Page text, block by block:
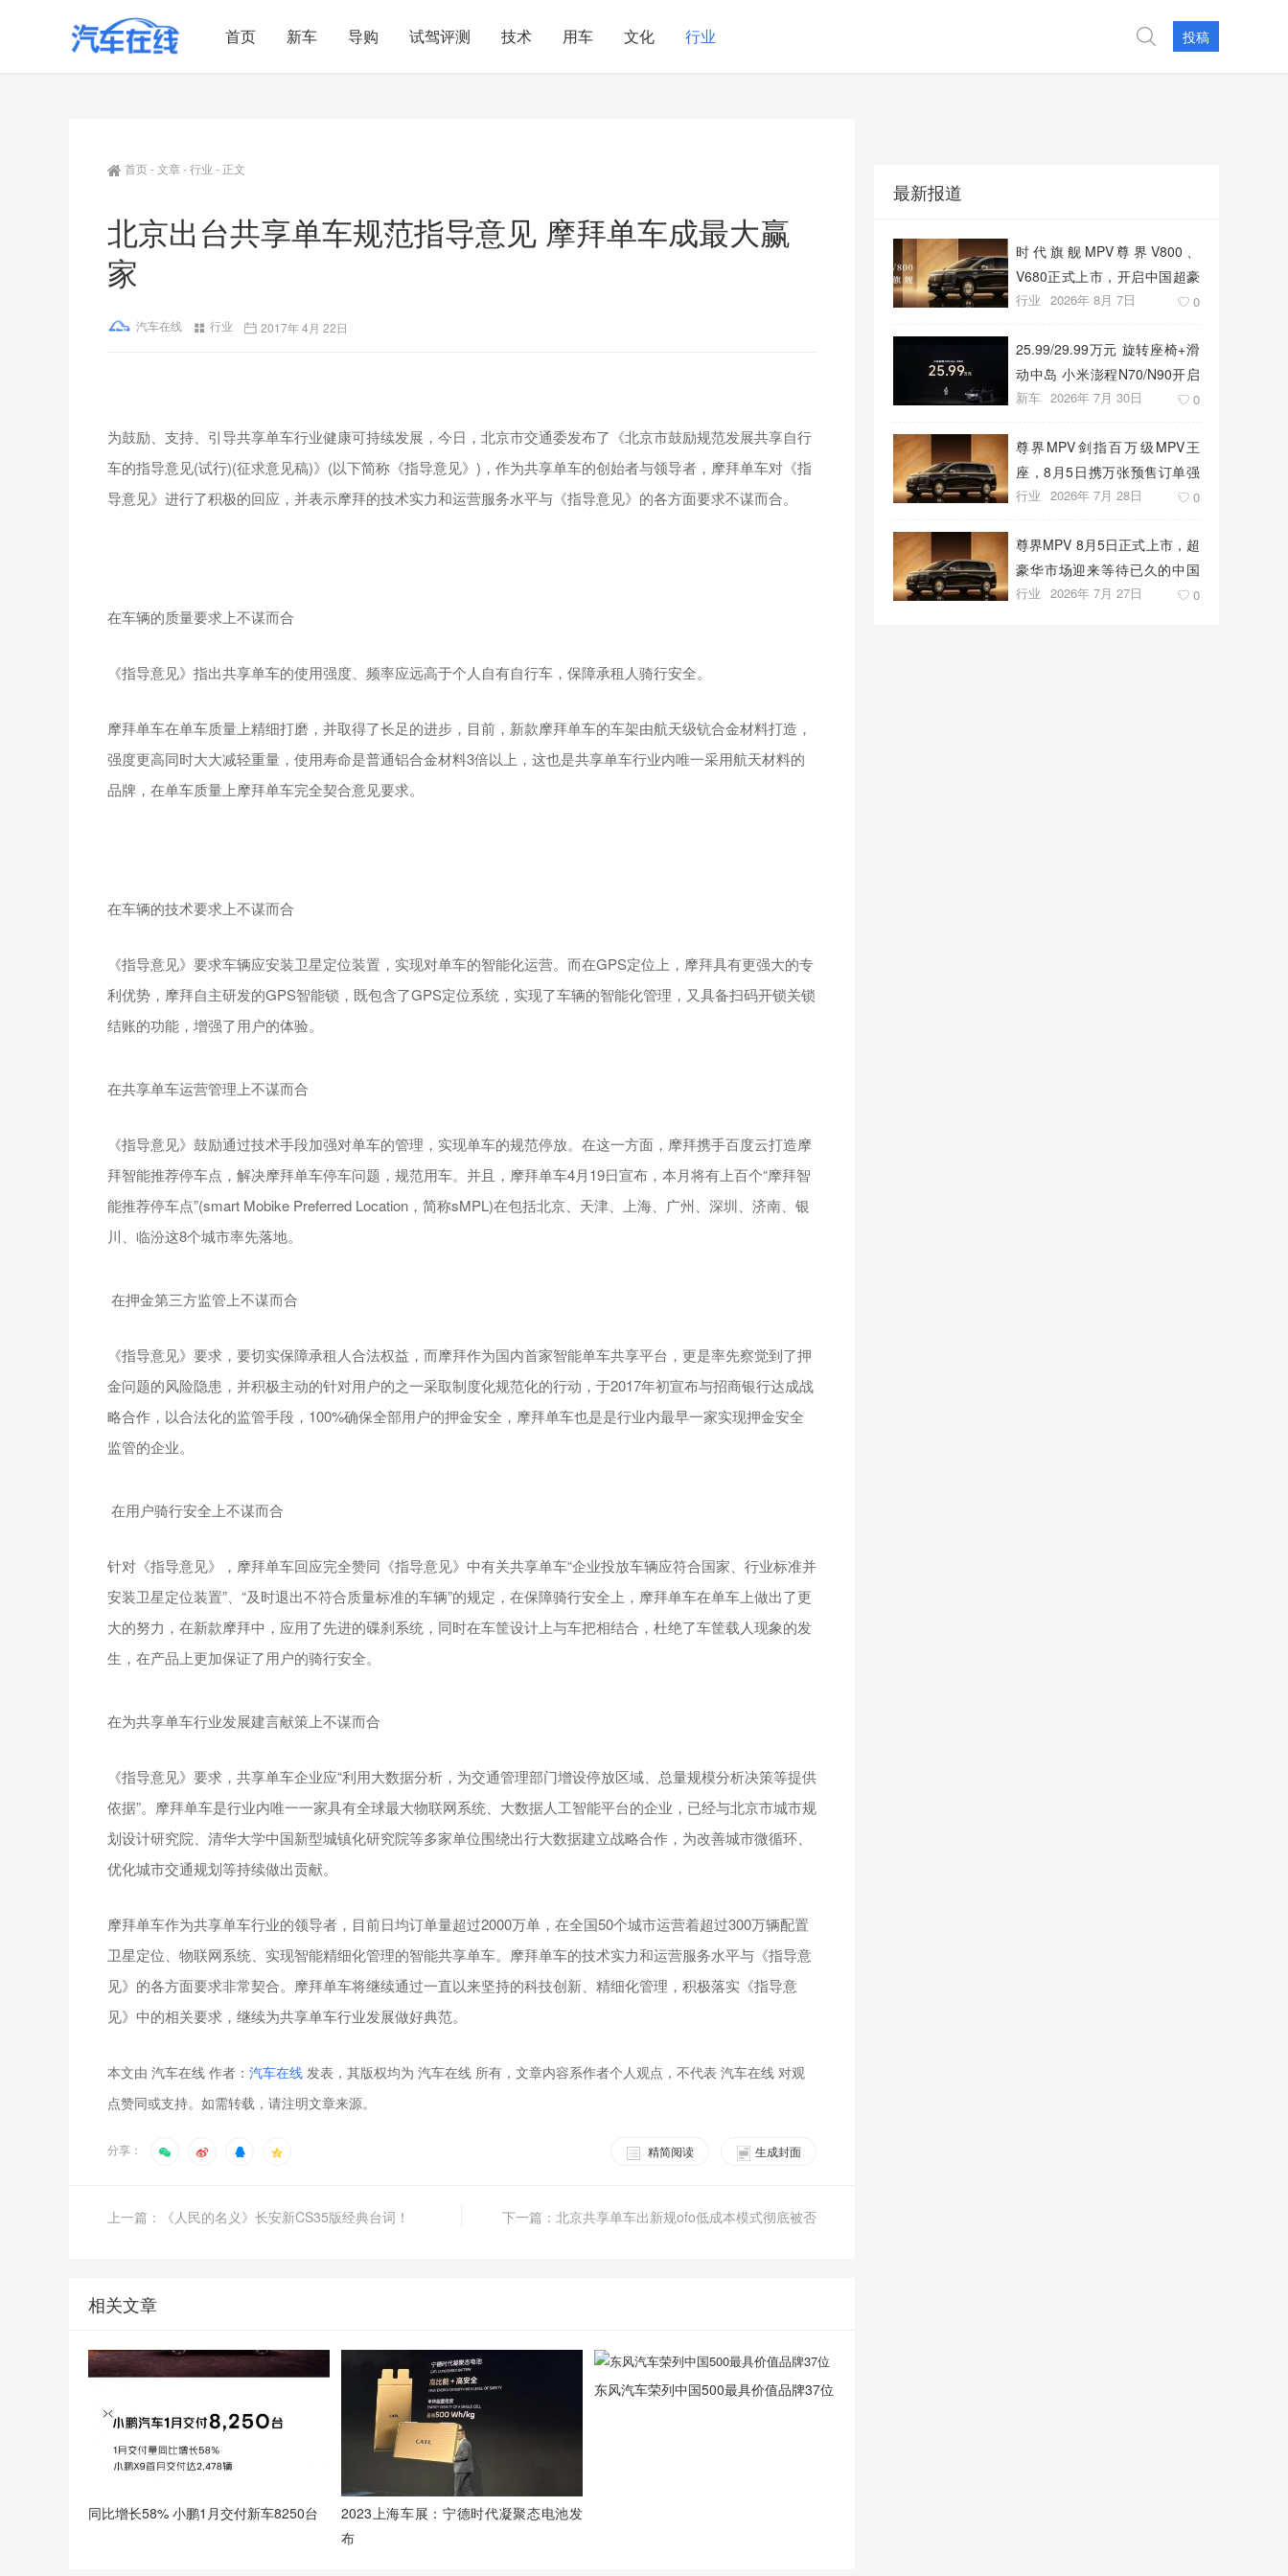
首页 新车 导购 试驾评测 技术 用车 文化 行业 投稿
首页-文章-行业 - 正文
北京出台共享单车规范指导意见 摩拜单车成最大赢
家
汽车在线 行业 2017年 4月 22日
为鼓励、支持、引导共享单车行业健康可持续发展，今日，北京市交通委发布了《北京市鼓励规范发展共享自行
车的指导意见(试行)(征求意见稿)》(以下简称《指导意见》)，作为共享单车的创始者与领导者，摩拜单车对《指
导意见》进行了积极的回应，并表示摩拜的技术实力和运营服务水平与《指导意见》的各方面要求不谋而合。
在车辆的质量要求上不谋而合
《指导意见》指出共享单车的使用强度、频率应远高于个人自有自行车，保障承租人骑行安全。
摩拜单车在单车质量上精细打磨，并取得了长足的进步，目前，新款摩拜单车的车架由航天级钪合金材料打造，
强度更高同时大大减轻重量，使用寿命是普通铝合金材料3倍以上，这也是共享单车行业内唯一采用航天材料的
品牌，在单车质量上摩拜单车完全契合意见要求。
在车辆的技术要求上不谋而合
《指导意见》要求车辆应安装卫星定位装置，实现对单车的智能化运营。而在GPS定位上，摩拜具有更强大的专
利优势，摩拜自主研发的GPS智能锁，既包含了GPS定位系统，实现了车辆的智能化管理，又具备扫码开锁关锁
结账的功能，增强了用户的体验。
在共享单车运营管理上不谋而合
《指导意见》鼓励通过技术手段加强对单车的管理，实现单车的规范停放。在这一方面，摩拜携手百度云打造摩
拜智能推荐停车点，解决摩拜单车停车问题，规范用车。并且，摩拜单车4月19日宣布，本月将有上百个“摩拜智
能推荐停车点”(smart Mobike Preferred Location，简称sMPL)在包括北京、天津、上海、广州、深圳、济南、银
川、临汾这8个城市率先落地。
在押金第三方监管上不谋而合
《指导意见》要求，要切实保障承租人合法权益，而摩拜作为国内首家智能单车共享平台，更是率先察觉到了押
金问题的风险隐患，并积极主动的针对用户的之一采取制度化规范化的行动，于2017年初宣布与招商银行达成战
略合作，以合法化的监管手段，100%确保全部用户的押金安全，摩拜单车也是是行业内最早一家实现押金安全
监管的企业。
在用户骑行安全上不谋而合
针对《指导意见》，摩拜单车回应完全赞同《指导意见》中有关共享单车“企业投放车辆应符合国家、行业标准并
安装卫星定位装置”、“及时退出不符合质量标准的车辆”的规定，在保障骑行安全上，摩拜单车在单车上做出了更
大的努力，在新款摩拜中，应用了先进的碟刹系统，同时在车筐设计上与车把相结合，杜绝了车筐载人现象的发
生，在产品上更加保证了用户的骑行安全。
在为共享单车行业发展建言献策上不谋而合
《指导意见》要求，共享单车企业应“利用大数据分析，为交通管理部门增设停放区域、总量规模分析决策等提供
依据”。摩拜单车是行业内唯一一家具有全球最大物联网系统、大数据人工智能平台的企业，已经与北京市城市规
划设计研究院、清华大学中国新型城镇化研究院等多家单位围绕出行大数据建立战略合作，为改善城市微循环、
优化城市交通规划等持续做出贡献。
摩拜单车作为共享单车行业的领导者，目前日均订单量超过2000万单，在全国50个城市运营着超过300万辆配置
卫星定位、物联网系统、实现智能精细化管理的智能共享单车。摩拜单车的技术实力和运营服务水平与《指导意
见》的各方面要求非常契合。摩拜单车将继续通过一直以来坚持的科技创新、精细化管理，积极落实《指导意
见》中的相关要求，继续为共享单车行业发展做好典范。
本文由 汽车在线 作者： 汽车在线 发表，其版权均为 汽车在线 所有，文章内容系作者个人观点，不代表 汽车在线 对观
点赞同或支持。如需转载，请注明文章来源。
分享： 生成封面
精简阅读
上一篇：《人民的名义》长安新CS35版经典台词！ 下一篇：北京共享单车出新规ofo低成本模式彻底被否
相关文章
同比增长58% 小鹏1月交付新车8250台
2023上海车展：宁德时代凝聚态电池发
布
东风汽车荣列中国500最具价值品牌37位
最新报道
时代旗舰MPV尊界V800、
V680正式上市，开启中国超豪
华MPV发展新篇章
行业 2026年 8月 7日 0
25.99/29.99万元 旋转座椅+滑
动中岛 小米澎程N70/N90开启
预售
新车 2026年 7月 30日 0
尊界MPV剑指百万级MPV王
座，8月5日携万张预售订单强
势上市
行业 2026年 7月 28日 0
尊界MPV 8月5日正式上市，超
豪华市场迎来等待已久的中国
答案
行业 2026年 7月 27日 0